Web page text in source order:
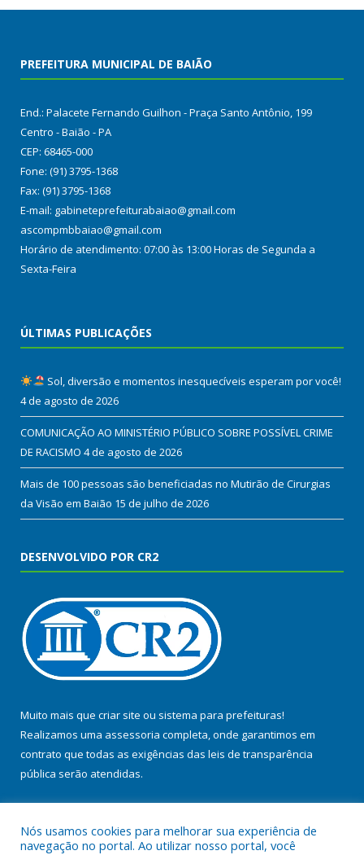
PREFEITURA MUNICIPAL DE BAIÃO
End.: Palacete Fernando Guilhon - Praça Santo Antônio, 199
Centro - Baião - PA
CEP: 68465-000
Fone: (91) 3795-1368
Fax: (91) 3795-1368
E-mail: gabineteprefeiturabaiao@gmail.com
ascompmbbaiao@gmail.com
Horário de atendimento: 07:00 às 13:00 Horas de Segunda a
Sexta-Feira
ÚLTIMAS PUBLICAÇÕES
Sol, diversão e momentos inesquecíveis esperam por você!
4 de agosto de 2026
COMUNICAÇÃO AO MINISTÉRIO PÚBLICO SOBRE POSSÍVEL CRIME
DE RACISMO 4 de agosto de 2026
Mais de 100 pessoas são beneficiadas no Mutirão de Cirurgias
da Visão em Baião 15 de julho de 2026
DESENVOLVIDO POR CR2
Muito mais que criar site ou sistema para prefeituras!
Realizamos uma assessoria completa, onde garantimos em
contrato que todas as exigências das leis de transparência
pública serão atendidas.
Nós usamos cookies para melhorar sua experiência de
navegação no portal. Ao utilizar nosso portal, você